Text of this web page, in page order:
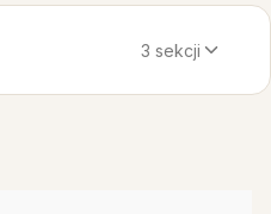
3 sekcji